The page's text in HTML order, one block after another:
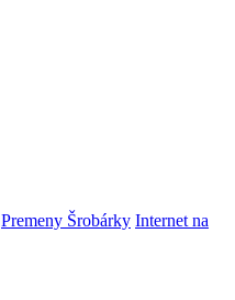
Premeny Šrobárky Internet na